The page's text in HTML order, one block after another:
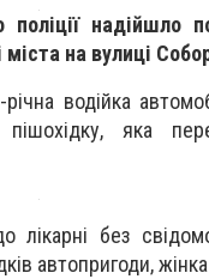
надійшло
на вулиці
річна водійка
яка
лікарні без
автопригоди,